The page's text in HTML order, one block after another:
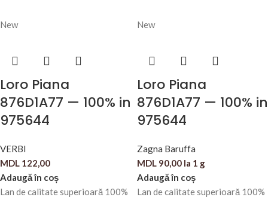
New
Loro Piana
876D1A77 — 100% in
975644
VERBI
MDL 122,00
Adaugă în coș
Lan de calitate superioară 100%
New
Loro Piana
876D1A77 — 100% in
975644
Zagna Baruffa
MDL 90,00 la 1 g
Adaugă în coș
Lan de calitate superioară 100%